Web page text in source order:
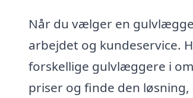
Når du vælger en
arbejdet og kundeservice.
forskellige gulvlæggere i
priser og finde den